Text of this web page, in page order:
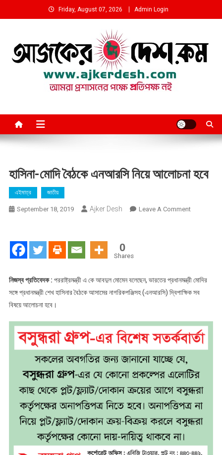
to
Friday, August 07, 2026 Admin Login
হাসিনা-মোদি বৈঠকে এনআরসি নিয়ে আলোচনা হবে
এইমাত্র জাতীয়
September 18, 2019 Ajker Desh Leave A CommentOn
আলোচনা
0
Shares
নিজস্ব প্রতিবেদক : পররাষ্ট্রমন্ত্রী এ কে আবদুল মোমেন বলেছেন, ভারতের প্রধানমন্ত্রী মোদির
সঙ্গে প্রধানমন্ত্রী শেখ হাসিনার বৈঠকে আসামের নাগরিকপঞ্জিসহ (এনআরসি) দ্বিপাক্ষিক সব
বিষয়ে আলোচনা হবে।